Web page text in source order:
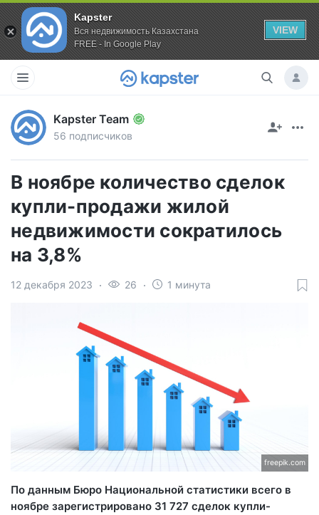
Kapster
Вся недвижимость Казахстана
FREE - In Google Play
VIEW
Kapster Team
56 подписчиков
В ноябре количество сделок
купли-продажи жилой
недвижимости сократилось
на 3,8%
12 декабря 2023 26 1 минута
freepik.com
По данным Бюро Национальной статистики всего в
ноябре зарегистрировано 31 727 сделок купли-